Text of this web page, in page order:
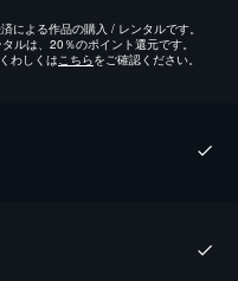
による作品の購入 / レンタルです。
ルは、20％のポイント還元です。
わしくはこちらをご確認ください。